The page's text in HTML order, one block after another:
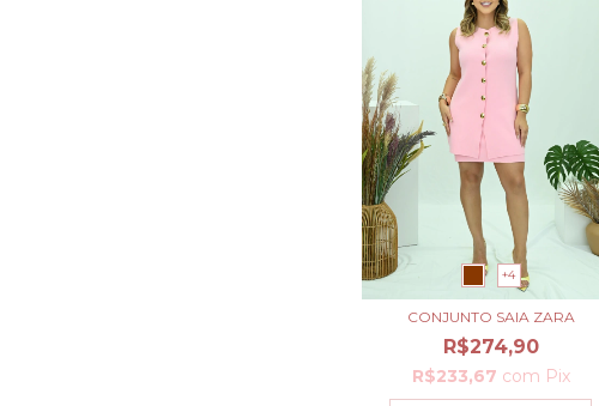
+4
CONJUNTO SAIA ZARA
R$274,90
R$233,67 com Pix